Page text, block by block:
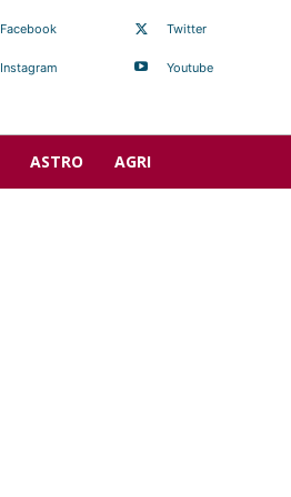
Facebook
Instagram
Twitter
Youtube
ASTRO AGRI